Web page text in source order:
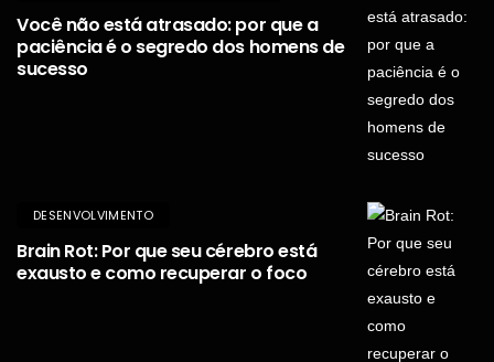
Você não está atrasado: por que a
paciência é o segredo dos homens de
sucesso
DESENVOLVIMENTO
Brain Rot: Por que seu cérebro está
exausto e como recuperar o foco